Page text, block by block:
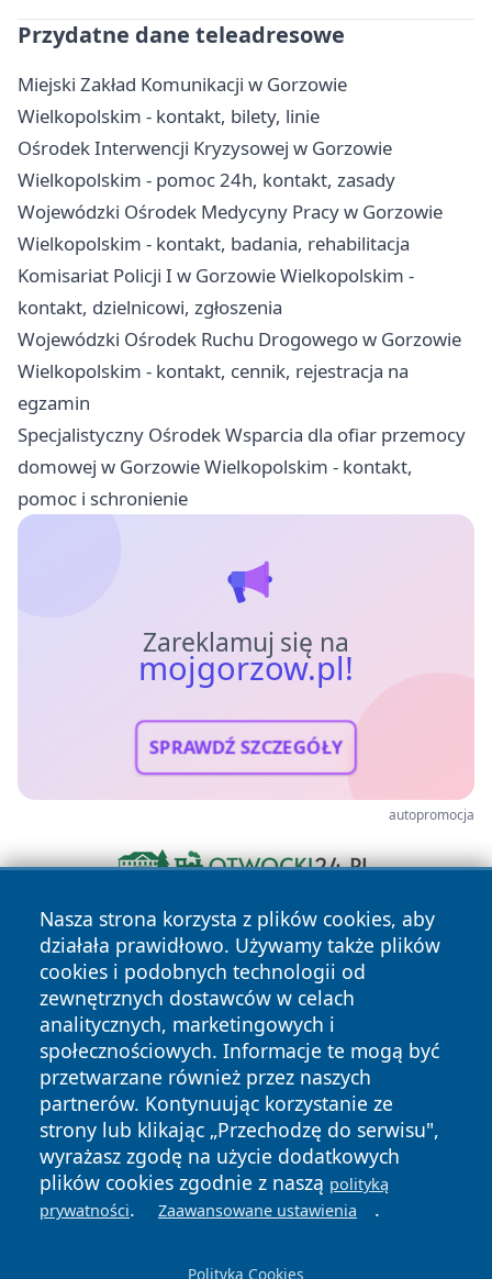
Przydatne dane teleadresowe
Miejski Zakład Komunikacji w Gorzowie
Wielkopolskim - kontakt, bilety, linie
Ośrodek Interwencji Kryzysowej w Gorzowie
Wielkopolskim - pomoc 24h, kontakt, zasady
Wojewódzki Ośrodek Medycyny Pracy w Gorzowie
Wielkopolskim - kontakt, badania, rehabilitacja
Komisariat Policji I w Gorzowie Wielkopolskim -
kontakt, dzielnicowi, zgłoszenia
Wojewódzki Ośrodek Ruchu Drogowego w Gorzowie
Wielkopolskim - kontakt, cennik, rejestracja na
egzamin
Specjalistyczny Ośrodek Wsparcia dla ofiar przemocy
domowej w Gorzowie Wielkopolskim - kontakt,
pomoc i schronienie
Zareklamuj się na
mojgorzow.pl!
SPRAWDŹ SZCZEGÓŁY
autopromocja
Nasza strona korzysta z plików cookies, aby
działała prawidłowo. Używamy także plików
cookies i podobnych technologii od
zewnętrznych dostawców w celach
analitycznych, marketingowych i
społecznościowych. Informacje te mogą być
przetwarzane również przez naszych
partnerów. Kontynuując korzystanie ze
strony lub klikając „Przechodzę do serwisu",
wyrażasz zgodę na użycie dodatkowych
plików cookies zgodnie z naszą polityką
prywatności. Zaawansowane ustawienia .
Polityka Cookies
Copyright © 2026 mojgorzow.pl Wszystkie prawa zastrzeżone.
News Autorzy
Polityka
Prywatności
Polityka
Cookies